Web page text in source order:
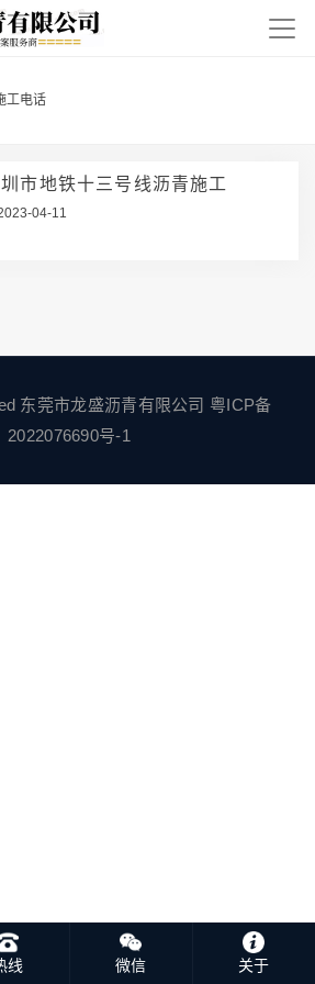
工电话
市地铁十三号线沥青施工
04-11
东莞市龙盛沥青有限公司 粤ICP备
2022076690号-1
线 微信 关于